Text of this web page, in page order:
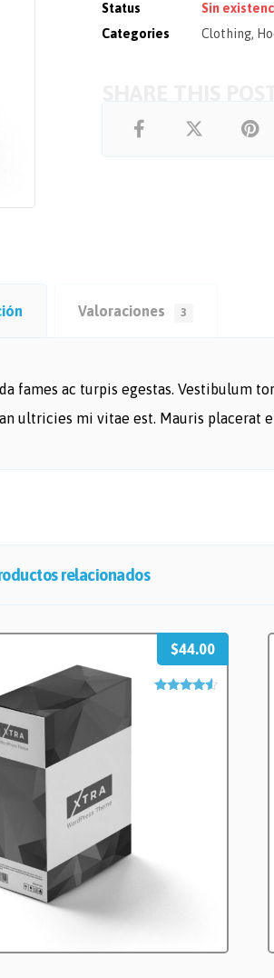
Status
Sin
Categories
Clothing,
Valoraciones 3
fames ac turpis egestas. Vestibulum
ultricies mi vitae est. Mauris placerat
relacionados
$44.00